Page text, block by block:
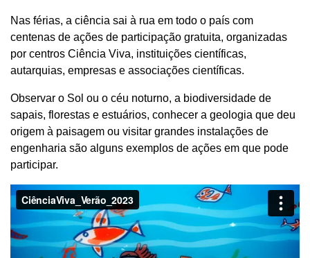
Nas férias, a ciência sai à rua em todo o país com
centenas de ações de participação gratuita, organizadas
por centros Ciência Viva, instituições científicas,
autarquias, empresas e associações científicas.
Observar o Sol ou o céu noturno, a biodiversidade de
sapais, florestas e estuários, conhecer a geologia que deu
origem à paisagem ou visitar grandes instalações de
engenharia são alguns exemplos de ações em que pode
participar.